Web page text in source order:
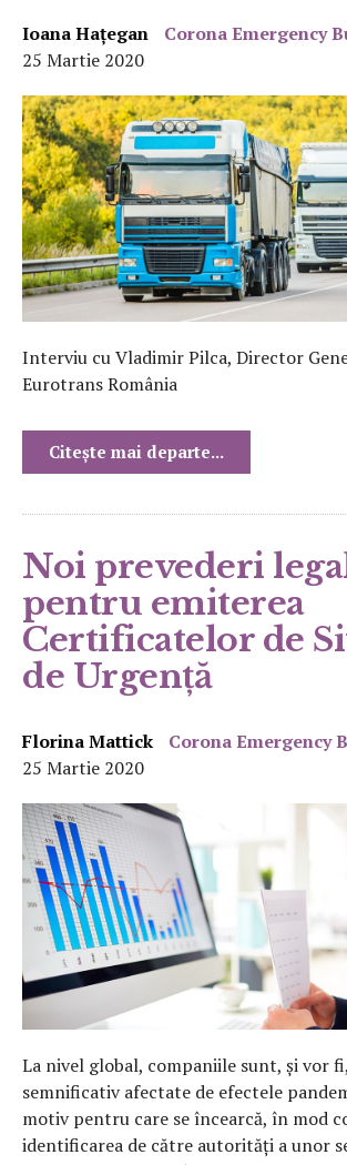
Ioana Hațegan
Corona Emergency
25 Martie 2020
Interviu cu Vladimir Pilca, Director
Eurotrans România
Citește mai departe...
Noi prevederi
pentru emiterea
Certificatelor de
de Urgență
Florina Mattick
Corona Emergency
25 Martie 2020
La nivel global, companiile sunt, și vor
semnificativ afectate de efectele
motiv pentru care se încearcă, în mod
identificarea de către autorități a unor